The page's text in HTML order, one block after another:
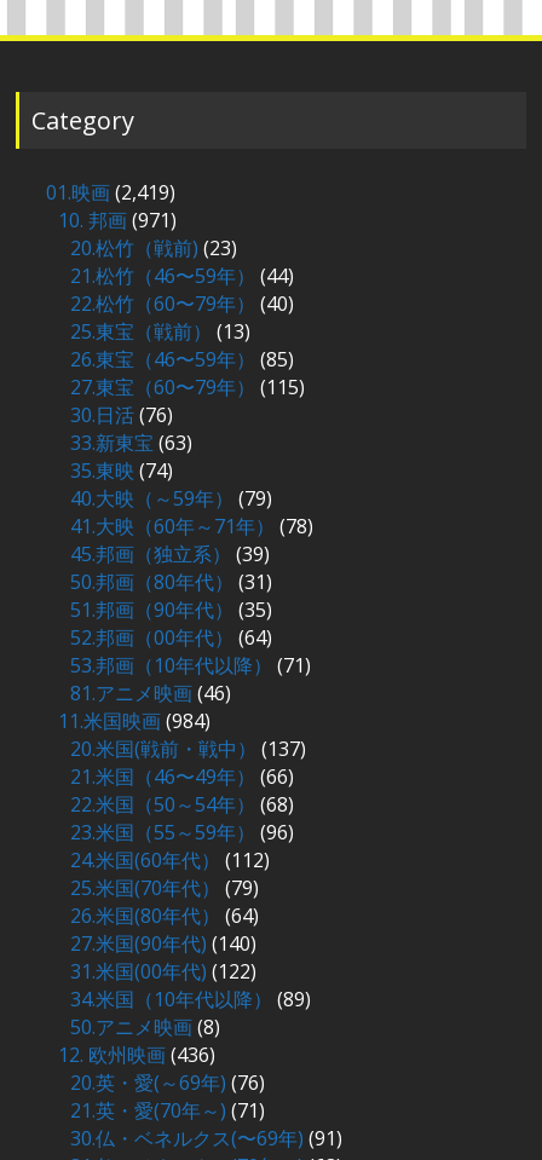
Category
01.映画(2,419)
10. 邦画(971)
20.松竹（戦前) (23)
21.松竹（46〜59年）
(44)
22.松竹（60〜79年）
(40)
25.東宝（戦前）
(13)
26.東宝（46〜59年）
(85)
27.東宝（60〜79年）
(115)
30.日活(76)
33.新東宝(63)
35.東映 (74)
40.大映（～59年）
(79)
41.大映（60年～71年）
(78)
45.邦画（独立系）
(39)
50.邦画（80年代）
(31)
51.邦画（90年代）
(35)
52.邦画（00年代）
(64)
53.邦画（10年代以降）
(71)
81.アニメ映画(46)
11.米国映画(984)
20.米国(戦前・戦中）
(137)
21.米国（46〜49年）
(66)
22.米国（50～54年）
(68)
23.米国（55～59年）
(96)
24.米国(60年代）
(112)
25.米国(70年代）
(79)
26.米国(80年代）
(64)
27.米国(90年代) (140)
31.米国(00年代) (122)
34.米国（10年代以降）
(89)
50.アニメ映画(8)
12. 欧州映画(436)
20.英・愛(～69年) (76)
21.英・愛(70年～) (71)
30.仏・ベネルクス(〜69年) (91)